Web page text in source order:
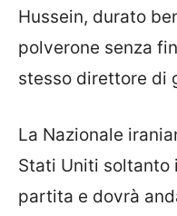
Hussein, durato
polverone senza
stesso direttore di
La Nazionale
Stati Uniti soltanto
partita e dovrà